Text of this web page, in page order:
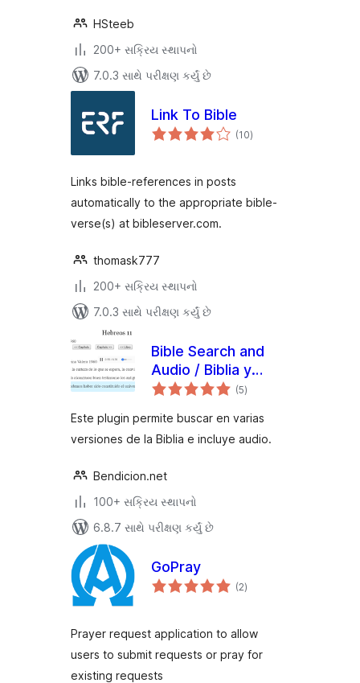
HSteeb
200+ સક્રિય સ્થાપનો
7.0.3 સાથે પરીક્ષણ કર્યું છે
Link To Bible
(10કુલ
રેટિંગ્સ
)
Links bible-references in posts
automatically to the appropriate bible-
verse(s) at bibleserver.com.
thomask777
200+ સક્રિય સ્થાપનો
7.0.3 સાથે પરીક્ષણ કર્યું છે
Bible Search and
Audio / Biblia y
Concordancia con
(5કુલ
રેટિંગ્સ
)
Este plugin permite buscar en varias
versiones de la Biblia e incluye audio.
Bendicion.net
100+ સક્રિય સ્થાપનો
6.8.7 સાથે પરીક્ષણ કર્યું છે
GoPray
(2કુલ
રેટિંગ્સ
)
Prayer request application to allow
users to submit requests or pray for
existing requests